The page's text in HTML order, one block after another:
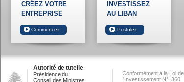
CRÉEZ VOTRE
ENTREPRISE
INVESTISSEZ
AU LIBAN
Autorité de tutelle
Présidence du
Conseil des Ministres
Conformément à la Loi de
l'Investissement N°. 360